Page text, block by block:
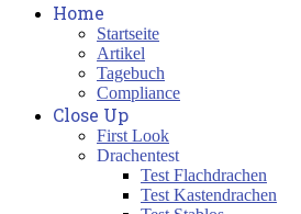
Home
Startseite
Artikel
Tagebuch
Compliance
Close Up
First Look
Drachentest
Test Flachdrachen
Test Kastendrachen